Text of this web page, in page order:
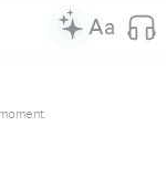
et des enfants du
ténèbres.